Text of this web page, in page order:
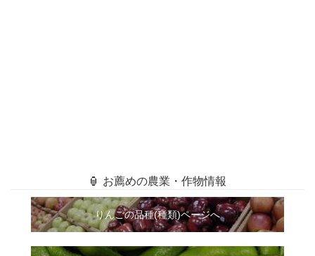
🏮 お薦めの農業・作物情報
りんごの品種(種類)ページへ